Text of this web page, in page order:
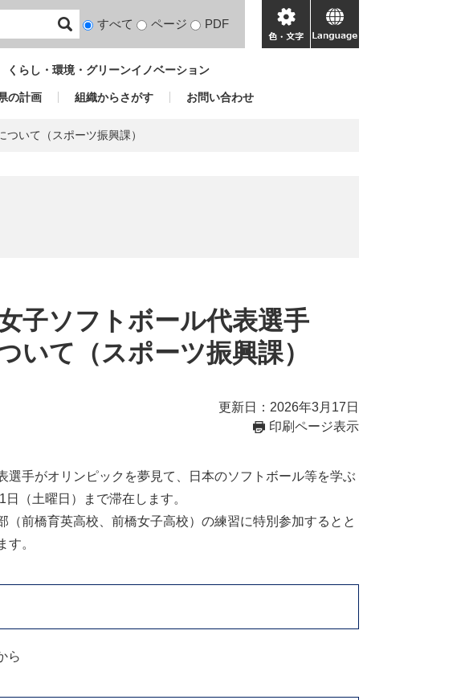
検
対
すべて ページ PDF
色・
文
language
くらし・環境・グリーンイノベーション
の計画 組織からさがす お問い合わせ
いて（スポーツ振興課）
子ソフトボール代表選手
いて（スポーツ振興課）
更新日：2026年3月17日
印刷ページ表示
選手がオリンピックを夢見て、日本のソフトボール等を学ぶ
（土曜日）まで滞在します。
前橋育英高校、前橋女子高校）の練習に特別参加するとと
す。
ら